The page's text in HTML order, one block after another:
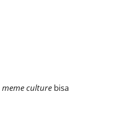
meme culture bisa